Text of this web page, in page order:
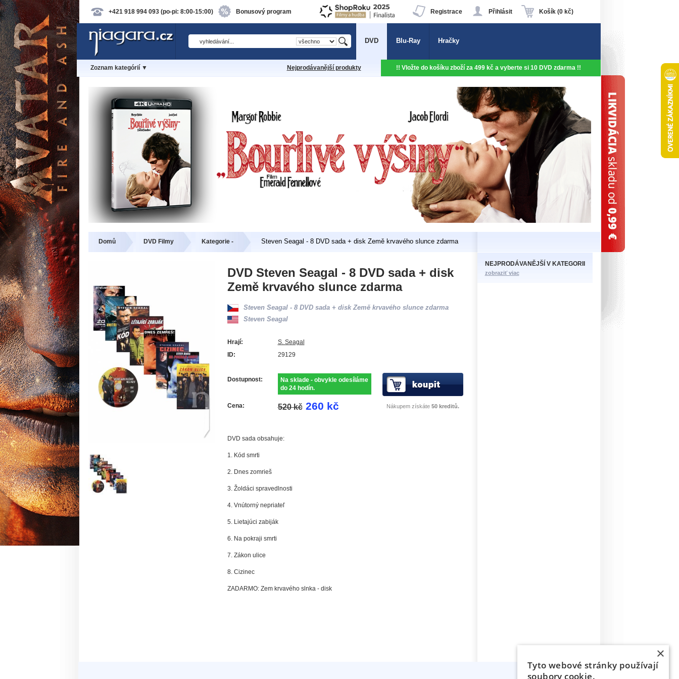
+421 918 994 093 (po-pi: 8:00-15:00) Bonusový program Košík (0 kč)
Přihlásit
Registrace
DVD Blu-Ray Hračky
Zoznam kategórií ▼ Nejprodávanější produkty !! Vložte do košíku zboží za 499 kč a vyberte si 10 DVD zdarma !!
Domů DVD Filmy Kategorie - Steven Seagal - 8 DVD sada + disk Země krvavého slunce zdarma
DVD Steven Seagal - 8 DVD sada + disk
Země krvavého slunce zdarma
Steven Seagal - 8 DVD sada + disk Země krvavého slunce zdarma
Steven Seagal
Hrají:
S. Seagal
ID:
29129
Dostupnost:
Na sklade - obvykle odesíláme
do 24 hodín.
Cena: 520 kč 260 kč Nákupem získáte 50 kreditů.
DVD sada obsahuje:
1. Kód smrti
2. Dnes zomrieš
3. Žoldáci spravedlnosti
4. Vnútorný nepriateľ
5. Lietajúci zabiják
6. Na pokraji smrti
7. Zákon ulice
8. Cizinec
ZADARMO: Zem krvavého slnka - disk
NEJPRODÁVANĚJŠÍ V KATEGORII
zobraziť viac
×
Tyto webové stránky používají
soubory cookie.